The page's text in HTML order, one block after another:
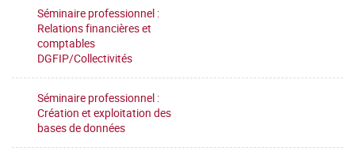
Séminaire professionnel :
Relations financières et
comptables
DGFIP/Collectivités
Séminaire professionnel :
Création et exploitation des
bases de données